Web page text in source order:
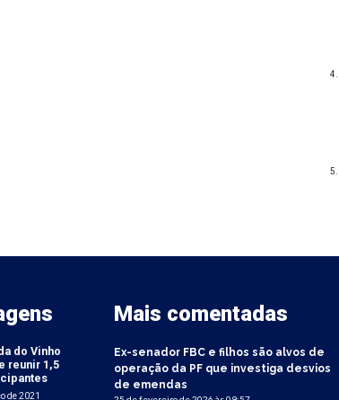
do Vinho
reunir 1,5
de 2021
Mais comentadas
Ex-senador FBC e filhos são alvos de
operação da PF que investiga desvios
de emendas